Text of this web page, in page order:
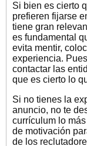
Si bien es cierto
prefieren fijarse
tiene gran
es fundamental
evita mentir,
experiencia.
contactar las
que es cierto lo
Si no tienes la
anuncio, no te
currículum lo
de motivación
de los